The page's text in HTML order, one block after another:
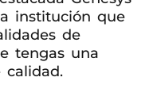
institución que
de
tengas una
calidad.